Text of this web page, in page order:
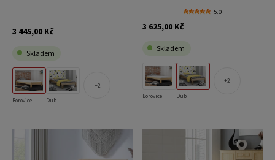
3 445,00 Kč
Skladem
Borovice Dub
2
5.0
3 625,00 Kč
Skladem
Borovice Dub
2